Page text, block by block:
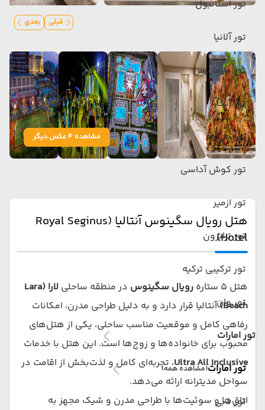
تور استانبول
تور آلانیا
تور مارماریس
تور آنکارا
تور بدروم
تور کوش آداسی
تور ازمیر
تور ترابزون
تور ترکیبی ترکیه
تور وان
تور امارات
تور امارات(مشاهده همه)
تور دبی
قبلی بعدی
مشاهده 4 عکس دیگر
هتل رویال سگینوس آنتالیا (Royal Seginus
Hotel)
هتل ۵ ستاره رویال سگینوس در منطقه ساحلی
لارا (Lara
Beach) آنتالیا قرار دارد و به دلیل طراحی مدرن، امکانات
رفاهی کامل و موقعیت مناسب ساحلی، یکی از هتل‌های
محبوب برای خانواده‌ها و زوج‌ها است. این هتل با خدمات
Ultra All Inclusive، تجربه‌ای کامل و لذت‌بخش از اقامت در
سواحل مدیترانه ارائه می‌دهد.
اتاق‌ها و سوئیت‌ها با طراحی مدرن و شیک مجهز به